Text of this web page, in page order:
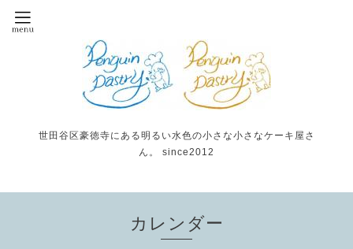
世田谷区豪徳寺にある明るい水色の小さな小さなケーキ屋さ
ん。 since2012
カレンダー